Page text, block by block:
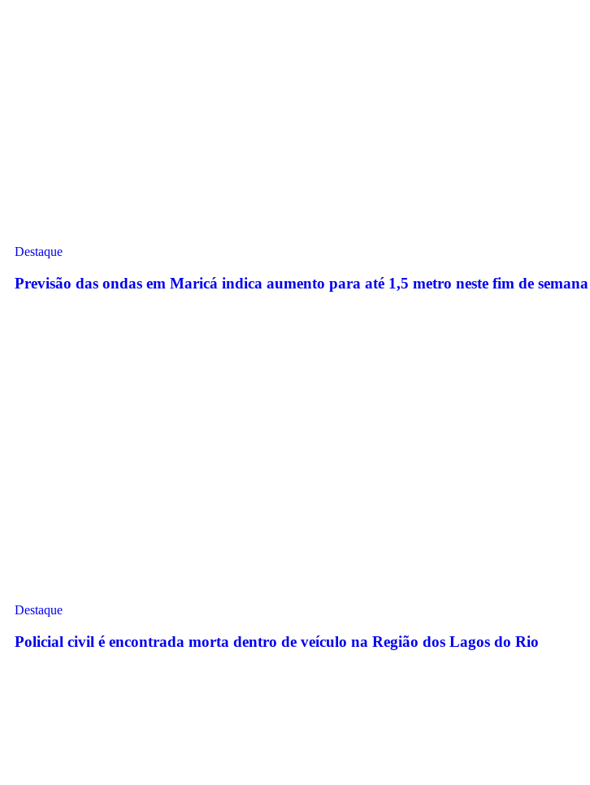
Destaque
Previsão das ondas em Maricá indica aumento para até 1,5 metro neste fim de semana
Destaque
Policial civil é encontrada morta dentro de veículo na Região dos Lagos do Rio